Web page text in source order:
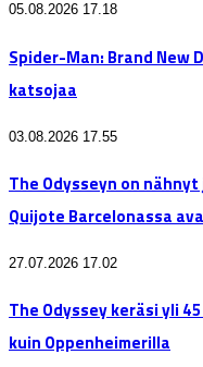
05.08.2026 17.18
Spider-Man: Brand New
katsojaa
03.08.2026 17.55
The Odysseyn on
Quijote Barcelonassa
27.07.2026 17.02
The Odyssey keräsi yli
kuin Oppenheimerilla